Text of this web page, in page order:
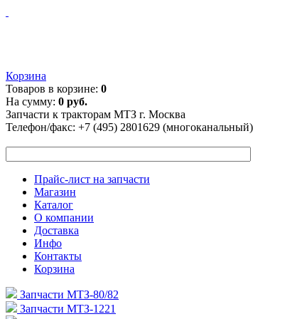
Корзина
Товаров в корзине: 0
На сумму: 0 руб.
Запчасти к тракторам МТЗ г. Москва
Телефон/факс: +7 (495) 2801629 (многоканальный)
Прайс-лист на запчасти
Магазин
Каталог
О компании
Доставка
Инфо
Контакты
Корзина
Запчасти МТЗ-80/82
Запчасти МТЗ-1221